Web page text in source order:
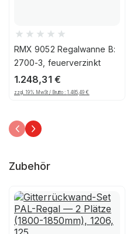
RMX 9052 Regalwanne B:
2700-3, feuerverzinkt
1.248,31 €
zzgl. 19% MwSt / Brutto :1.485,49€
Zubehör